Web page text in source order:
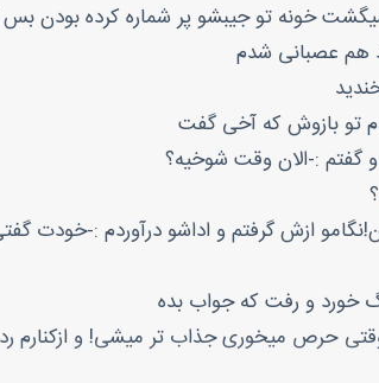
خونه تو جیبشو پر شماره کرده بودن
هم عصبانی شدم
تو بازوش که آخی گفت
گفتم :-الان وقت شوخیه؟
ازش گرفتم و اداشو درآوردم :-خودت
خورد و رفت که جواب بده
حرص میخوری جذاب تر میشی! و ازکنارم